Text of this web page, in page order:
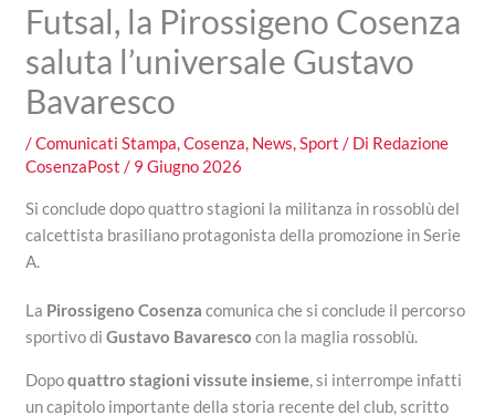
Futsal, la Pirossigeno Cosenza
saluta l’universale Gustavo
Bavaresco
/Comunicati Stampa,Cosenza, News,Sport / Di Redazione
CosenzaPost/ 9 Giugno 2026
Si conclude dopo quattro stagioni la militanza in rossoblù del
calcettista brasiliano protagonista della promozione in Serie
A.
La Pirossigeno Cosenza comunica che si conclude il percorso
sportivo diGustavo Bavaresco con la maglia rossoblù.
Dopoquattro stagioni vissute insieme, si interrompe infatti
un capitolo importante della storia recente del club, scritto